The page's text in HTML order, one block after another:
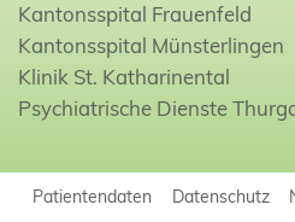
Kantonsspital Frauenfeld
Kantonsspital Münsterlingen
Klinik St. Katharinental
Psychiatrische Dienste
Patientendaten Datenschutz